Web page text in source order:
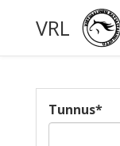
VRL
Tunnus*